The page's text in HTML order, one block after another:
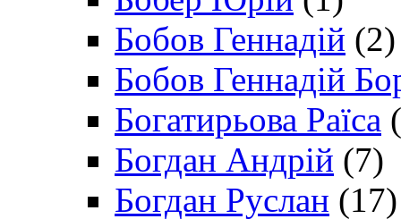
Бобов Геннадій (2)
Бобов Геннадій
Богатирьова Раїса
Богдан Андрій (7)
Богдан Руслан (17)